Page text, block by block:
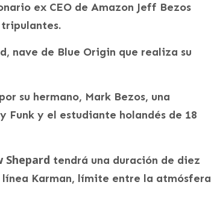
ex CEO de Amazon Jeff Bezos
nave de Blue Origin que realiza su
su hermano, Mark Bezos, una
Funk y el estudiante holandés de 18
Shepard tendrá una duración de diez
línea Karman, límite entre la atmósfera